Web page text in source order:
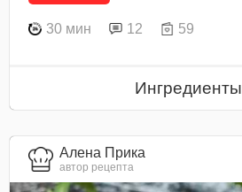
30 мин 12 59
Ингредиенты
Алена Прика
автор рецепта